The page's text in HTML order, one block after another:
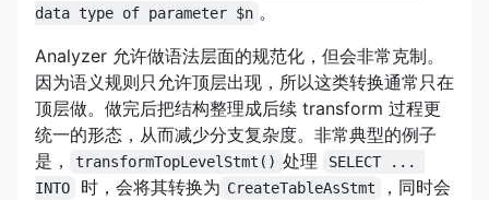
data type of parameter $n 。
Analyzer 允许做语法层面的规范化，但会非常克制。
因为语义规则只允许顶层出现，所以这类转换通常只在
顶层做。做完后把结构整理成后续 transform 过程更
统一的形态，从而减少分支复杂度。非常典型的例子
是，
transformTopLevelStmt() 处理
SELECT ...
INTO
时，会将其转换为 CreateTableAsStmt
，同时会